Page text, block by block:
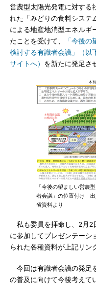
営農型太陽光発電に対する
れた「みどりの食料システ
による地産地消型エネルギ
たことを受けて、
「今後
検討する有識者会議」（以
サイトへ） を新たに発足さ
「今後の望ましい営農
者会議」の位置付け 出
省資料より
私も委員を拝命し、2月2
に参加してプレゼンテーシ
られた各種資料が上記リン
今回は有識者会議の発足
の普及に向けて今後考えて